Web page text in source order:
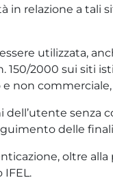
relazione a tali
utilizzata,
2000 sui siti
non
senza
delle
oltre
IFEL.